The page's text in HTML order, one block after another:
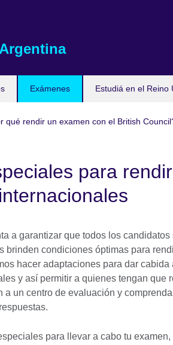
Argentina
Exámenes Estudiá en el Reino
qué rendir un examen con el British
para
a garantizar que todos los candidatos
brinden condiciones óptimas para
hacer adaptaciones para dar cabida
y así permitir a quienes tengan que
a un centro de evaluación y
para llevar a cabo tu